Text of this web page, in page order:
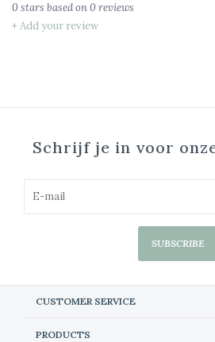
0 stars based on0 reviews
+ Add your review
Schrijf je in voor
SUBSCRIBE
CUSTOMER SERVICE
PRODUCTS